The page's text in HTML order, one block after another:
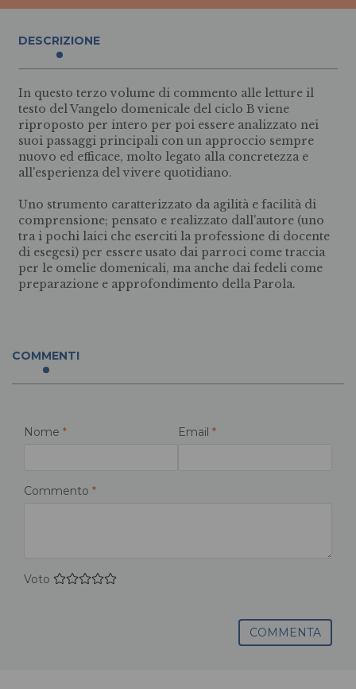
DESCRIZIONE
In questo terzo volume di commento alle letture il
testo del Vangelo domenicale del ciclo B viene
riproposto per intero per poi essere analizzato nei
suoi passaggi principali con un approccio sempre
nuovo ed efficace, molto legato alla concretezza e
all'esperienza del vivere quotidiano.
Uno strumento caratterizzato da agilità e facilità di
comprensione; pensato e realizzato dall'autore (uno
tra i pochi laici che eserciti la professione di docente
di esegesi) per essere usato dai parroci come traccia
per le omelie domenicali, ma anche dai fedeli come
preparazione e approfondimento della Parola.
COMMENTI
Nome * Email *
Commento *
Voto
COMMENTA